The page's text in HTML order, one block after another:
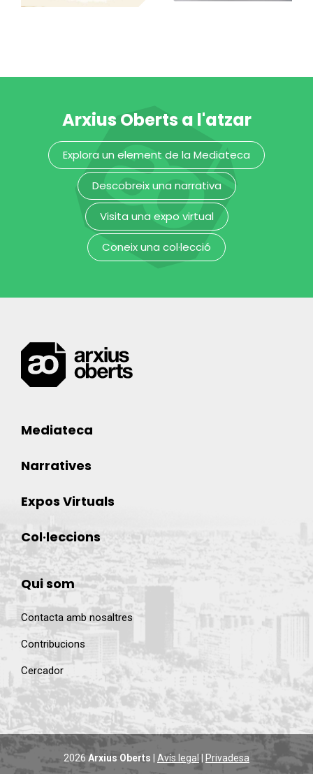
Museu de la Música de Barcelona
Arxius Oberts a l'atzar
Explora un element de la Mediateca
Descobreix una narrativa
Visita una expo virtual
Coneix una col·lecció
Mediateca
Narratives
Expos Virtuals
Col·leccions
Qui som
Contacta amb nosaltres
Contribucions
Cercador
2026 Arxius Oberts Avís legal Privadesa